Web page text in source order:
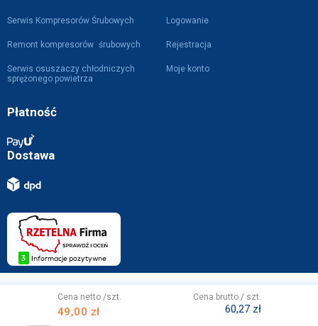
Cena netto /szt.
49,00 zł
Cena brutto / szt.
60,27 zł
Serwis Kompresorów Śrubowych
Remont kompresorów śrubowych
Serwis osuszaczy chłodniczych
sprężonego powietrza
Logowanie
Rejestracja
Moje konto
Płatność
Dostawa
Projekt i wykonanie z przez WebVIST